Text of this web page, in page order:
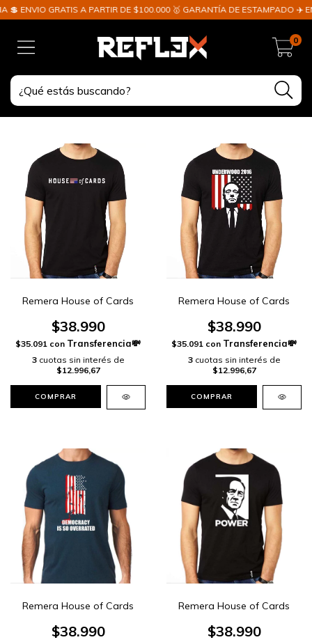
GRATIS A PARTIR DE $100.000 🥇 GARANTÍA DE ESTAMPADO ✈️
0
Remera House of Cards
$38.990
$35.091 con
3 cuotas sin interés de
$12.996,67
COMPRAR
Remera House of Cards
$38.990
$35.091 con
3 cuotas sin interés de
$12.996,67
COMPRAR
Remera House of Cards
$38.990
Remera House of Cards
$38.990